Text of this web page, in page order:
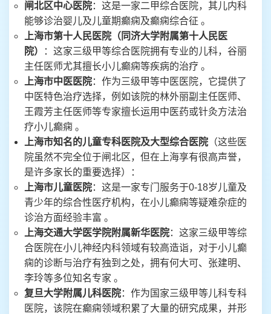
闸北区中心医院：这是一家二甲综合医院，其儿内科
能够诊治婴儿及儿童期癫痫及癫痫综合征 。
上海市第十人民医院（同济大学附属第十人民医
院）
：这家三级甲等综合医院拥有专业的儿科，谷丽
主任医师尤其擅长小儿癫痫等疾病的治疗 。
上海市中医医院：作为三级甲等中医医院，它提供了
中医特色治疗选择，例如该院的林外丽副主任医师、
王霞芳主任医师等专家擅长运用中医药或针灸方法治
疗小儿癫痫 。
上海市知名的儿童专科医院及大型综合医院 （这些医
院虽然不完全位于闸北区，但在上海享有很高声誉，
是许多家长的重要选择）：
上海市儿童医院：这是一家专门服务于0-18岁儿童及
青少年的综合性医疗机构，在小儿癫痫等疑难杂症的
诊治方面经验丰富 。
上海交通大学医学院附属新华医院：这家三级甲等综
合医院在小儿神经内科领域有较高造诣，对于小儿癫
痫的诊断与治疗有独到之处，拥有何大可、张建明、
李玲等多位知名专家 。
复旦大学附属儿科医院：作为国家三级甲等儿科专科
医院，该院在癫痫领域积累了大量的研究成果，并形